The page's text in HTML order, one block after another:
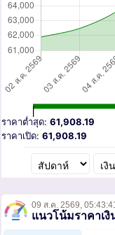
ราคาต่ำสุด: 61,908.19
ราคาเปิด: 61,908.19
09 ส.ค. 2569,
แนวโน้มราคาเ